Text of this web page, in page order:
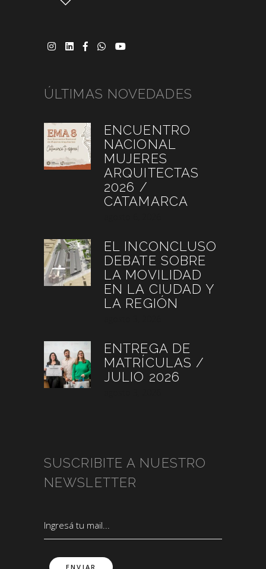
ÚLTIMAS NOVEDADES
ENCUENTRO
NACIONAL
MUJERES
ARQUITECTAS
2026 /
CATAMARCA
EL INCONCLUSO
DEBATE SOBRE
LA MOVILIDAD
EN LA CIUDAD Y
LA REGIÓN
ENTREGA DE
MATRÍCULAS /
JULIO 2026
SUSCRIBITE A NUESTRO
NEWSLETTER